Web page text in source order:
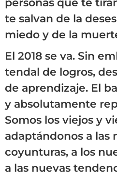
personas que te
te salvan de la
miedo y de la
El 2018 se va. Sin
tendal de logros,
de aprendizaje. El
y absolutamente
Somos los viejos y
adaptándonos a las
coyunturas, a los
a las nuevas